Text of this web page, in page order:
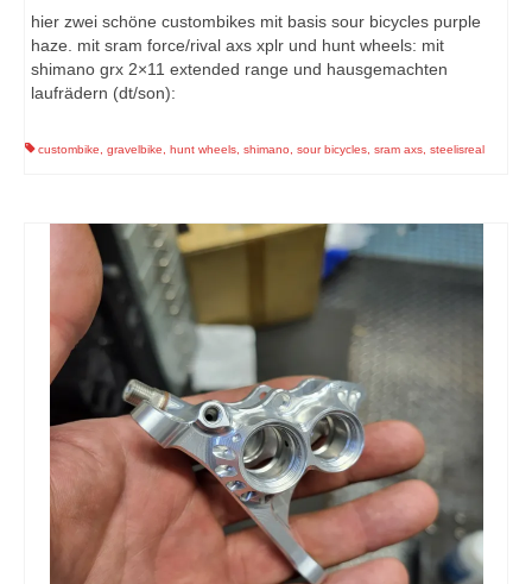
hier zwei schöne custombikes mit basis sour bicycles purple
haze. mit sram force/rival axs xplr und hunt wheels: mit
shimano grx 2×11 extended range und hausgemachten
laufrädern (dt/son):
custombike gravelbike hunt wheels shimano sour bicycles sram axs steelisreal